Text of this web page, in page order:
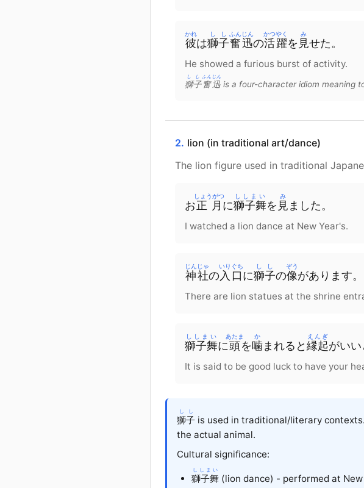
彼
かれ
は獅子
しし
奮迅
ふんじん
の活躍
かつやく
を 見
み
せた。
He showed a furious burst of activity.
獅子
しし
奮迅
ふんじん
is a four-character idiom meaning
2. lion (in traditional art/dance)
The lion figure used in traditional
お正月
しょうがつ
に獅子舞
ししまい
を 見
み
ました。
I watched a lion dance at New Year's.
神社
じんじゃ
の入口
いりぐち
に獅子
しし
の像
ぞう
があります。
There are lion statues at the shrine
獅子舞
ししまい
に頭
あたま
を噛
か
まれると 縁起
えんぎ
がいい
It is said to be good luck to have your
獅子
しし
is used in traditional/literary contexts.
the actual animal.
Cultural significance:
獅子舞
ししまい
(lion dance) - performed at